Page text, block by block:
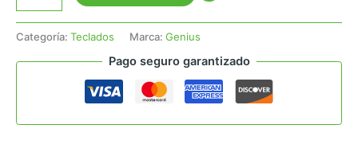
Categoría: Teclados Marca: Genius
Pago seguro garantizado